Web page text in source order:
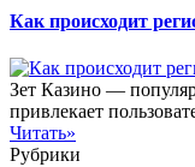
Как происходит
Зет Казино —
привлекает
Читать»
Рубрики